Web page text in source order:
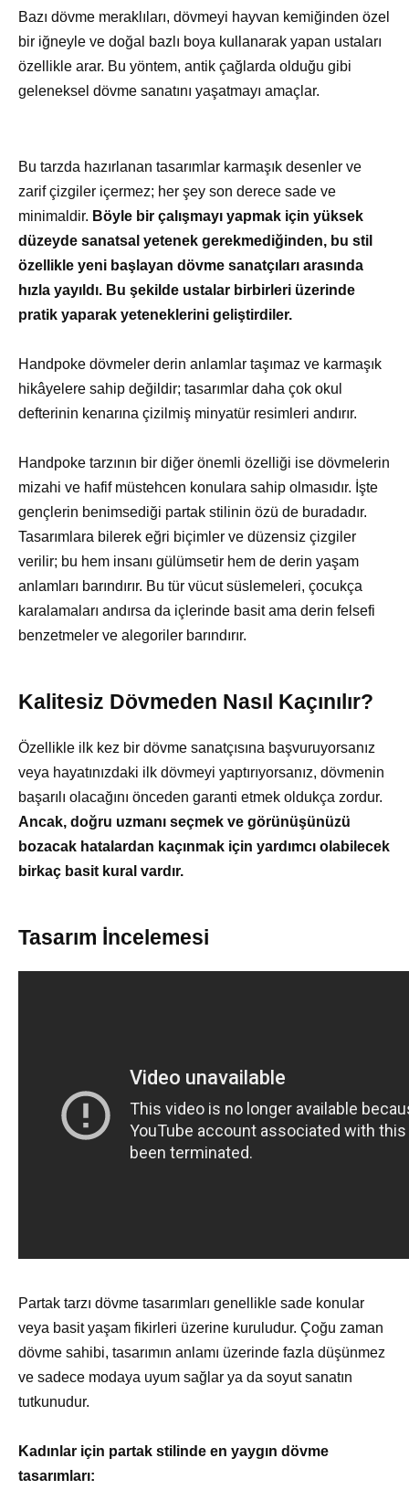
Bazı dövme meraklıları, dövmeyi hayvan kemiğinden özel
bir iğneyle ve doğal bazlı boya kullanarak yapan ustaları
özellikle arar. Bu yöntem, antik çağlarda olduğu gibi
geleneksel dövme sanatını yaşatmayı amaçlar.
Bu tarzda hazırlanan tasarımlar karmaşık desenler ve
zarif çizgiler içermez; her şey son derece sade ve
minimaldir. Böyle bir çalışmayı yapmak için yüksek
düzeyde sanatsal yetenek gerekmediğinden, bu stil
özellikle yeni başlayan dövme sanatçıları arasında
hızla yayıldı. Bu şekilde ustalar birbirleri üzerinde
pratik yaparak yeteneklerini geliştirdiler.
Handpoke dövmeler derin anlamlar taşımaz ve karmaşık
hikâyelere sahip değildir; tasarımlar daha çok okul
defterinin kenarına çizilmiş minyatür resimleri andırır.
Handpoke tarzının bir diğer önemli özelliği ise dövmelerin
mizahi ve hafif müstehcen konulara sahip olmasıdır. İşte
gençlerin benimsediği partak stilinin özü de buradadır.
Tasarımlara bilerek eğri biçimler ve düzensiz çizgiler
verilir; bu hem insanı gülümsetir hem de derin yaşam
anlamları barındırır. Bu tür vücut süslemeleri, çocukça
karalamaları andırsa da içlerinde basit ama derin felsefi
benzetmeler ve alegoriler barındırır.
Kalitesiz Dövmeden Nasıl Kaçınılır?
Özellikle ilk kez bir dövme sanatçısına başvuruyorsanız
veya hayatınızdaki ilk dövmeyi yaptırıyorsanız, dövmenin
başarılı olacağını önceden garanti etmek oldukça zordur.
Ancak, doğru uzmanı seçmek ve görünüşünüzü
bozacak hatalardan kaçınmak için yardımcı olabilecek
birkaç basit kural vardır.
Tasarım İncelemesi
Partak tarzı dövme tasarımları genellikle sade konular
veya basit yaşam fikirleri üzerine kuruludur. Çoğu zaman
dövme sahibi, tasarımın anlamı üzerinde fazla düşünmez
ve sadece modaya uyum sağlar ya da soyut sanatın
tutkunudur.
Kadınlar için partak stilinde en yaygın dövme
tasarımları: